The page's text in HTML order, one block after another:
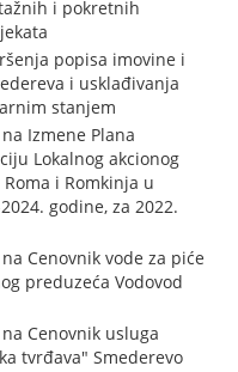
i pokretnih
popisa imovine i
i usklađivanja
stanjem
Izmene Plana
Lokalnog akcionog
i Romkinja u
godine, za 2022.
Cenovnik vode za piće
preduzeća Vodovod
Cenovnik usluga
tvrđava" Smederevo